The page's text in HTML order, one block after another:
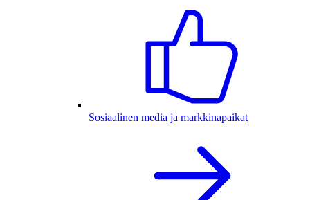
Sosiaalinen media ja markkinapaikat